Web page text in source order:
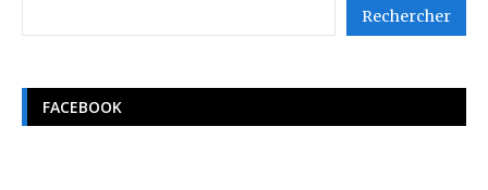
Rechercher
FACEBOOK